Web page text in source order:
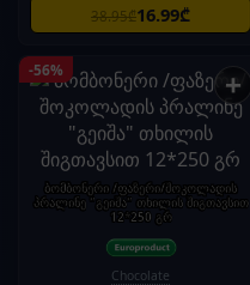
38.95₾16.99₾
-56% +
ბომბონერი /ფაზერი/შოკოლადის
პრალინე "გეიშა" თხილის შიგთავსით
12*250 გრ
Chocolate